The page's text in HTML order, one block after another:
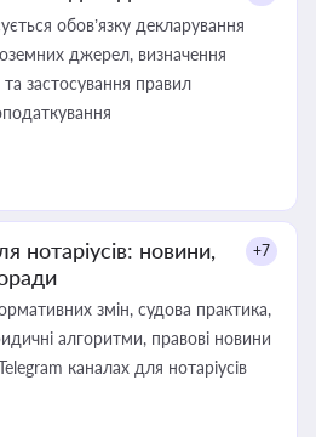
обов’язку декларування
джерел, визначення
застосування правил
нотаріусів: новини,
+7
змін, судова практика,
алгоритми, правові новини
каналах для нотаріусів